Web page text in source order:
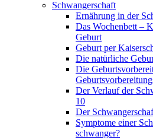
Schwangerschaft
Ernährung in der
Das Wochenbett –
Geburt
Geburt per
Die natürliche
Die
Der Verlauf der
10
Der
Symptome einer
schwanger?